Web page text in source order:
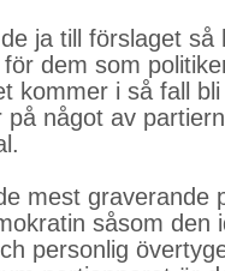
ja till förslaget så
dem som
kommer i så fall
något av
mest graverande
såsom den
personlig